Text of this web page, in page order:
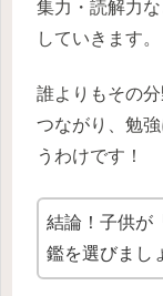
集力・読解力
していきます。
誰よりもその
つながり、勉
うわけです！
結論！子供が
鑑を選びまし